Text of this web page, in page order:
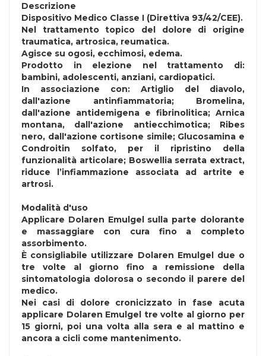
Descrizione
Dispositivo Medico Classe I (Direttiva 93/42/CEE).
Nel trattamento topico del dolore di origine
traumatica, artrosica, reumatica.
Agisce su ogosi, ecchimosi, edema.
Prodotto in elezione nel trattamento di:
bambini, adolescenti, anziani, cardiopatici.
In associazione con: Artiglio del diavolo,
dall'azione antinfiammatoria; Bromelina,
dall'azione antidemigena e fibrinolitica; Arnica
montana, dall'azione antiecchimotica; Ribes
nero, dall'azione cortisone simile; Glucosamina e
Condroitin solfato, per il ripristino della
funzionalità articolare; Boswellia serrata extract,
riduce l’infiammazione associata ad artrite e
artrosi.
Modalità d'uso
Applicare Dolaren Emulgel sulla parte dolorante
e massaggiare con cura fino a completo
assorbimento.
È consigliabile utilizzare Dolaren Emulgel due o
tre volte al giorno fino a remissione della
sintomatologia dolorosa o secondo il parere del
medico.
Nei casi di dolore cronicizzato in fase acuta
applicare Dolaren Emulgel tre volte al giorno per
15 giorni, poi una volta alla sera e al mattino e
ancora a cicli come mantenimento.